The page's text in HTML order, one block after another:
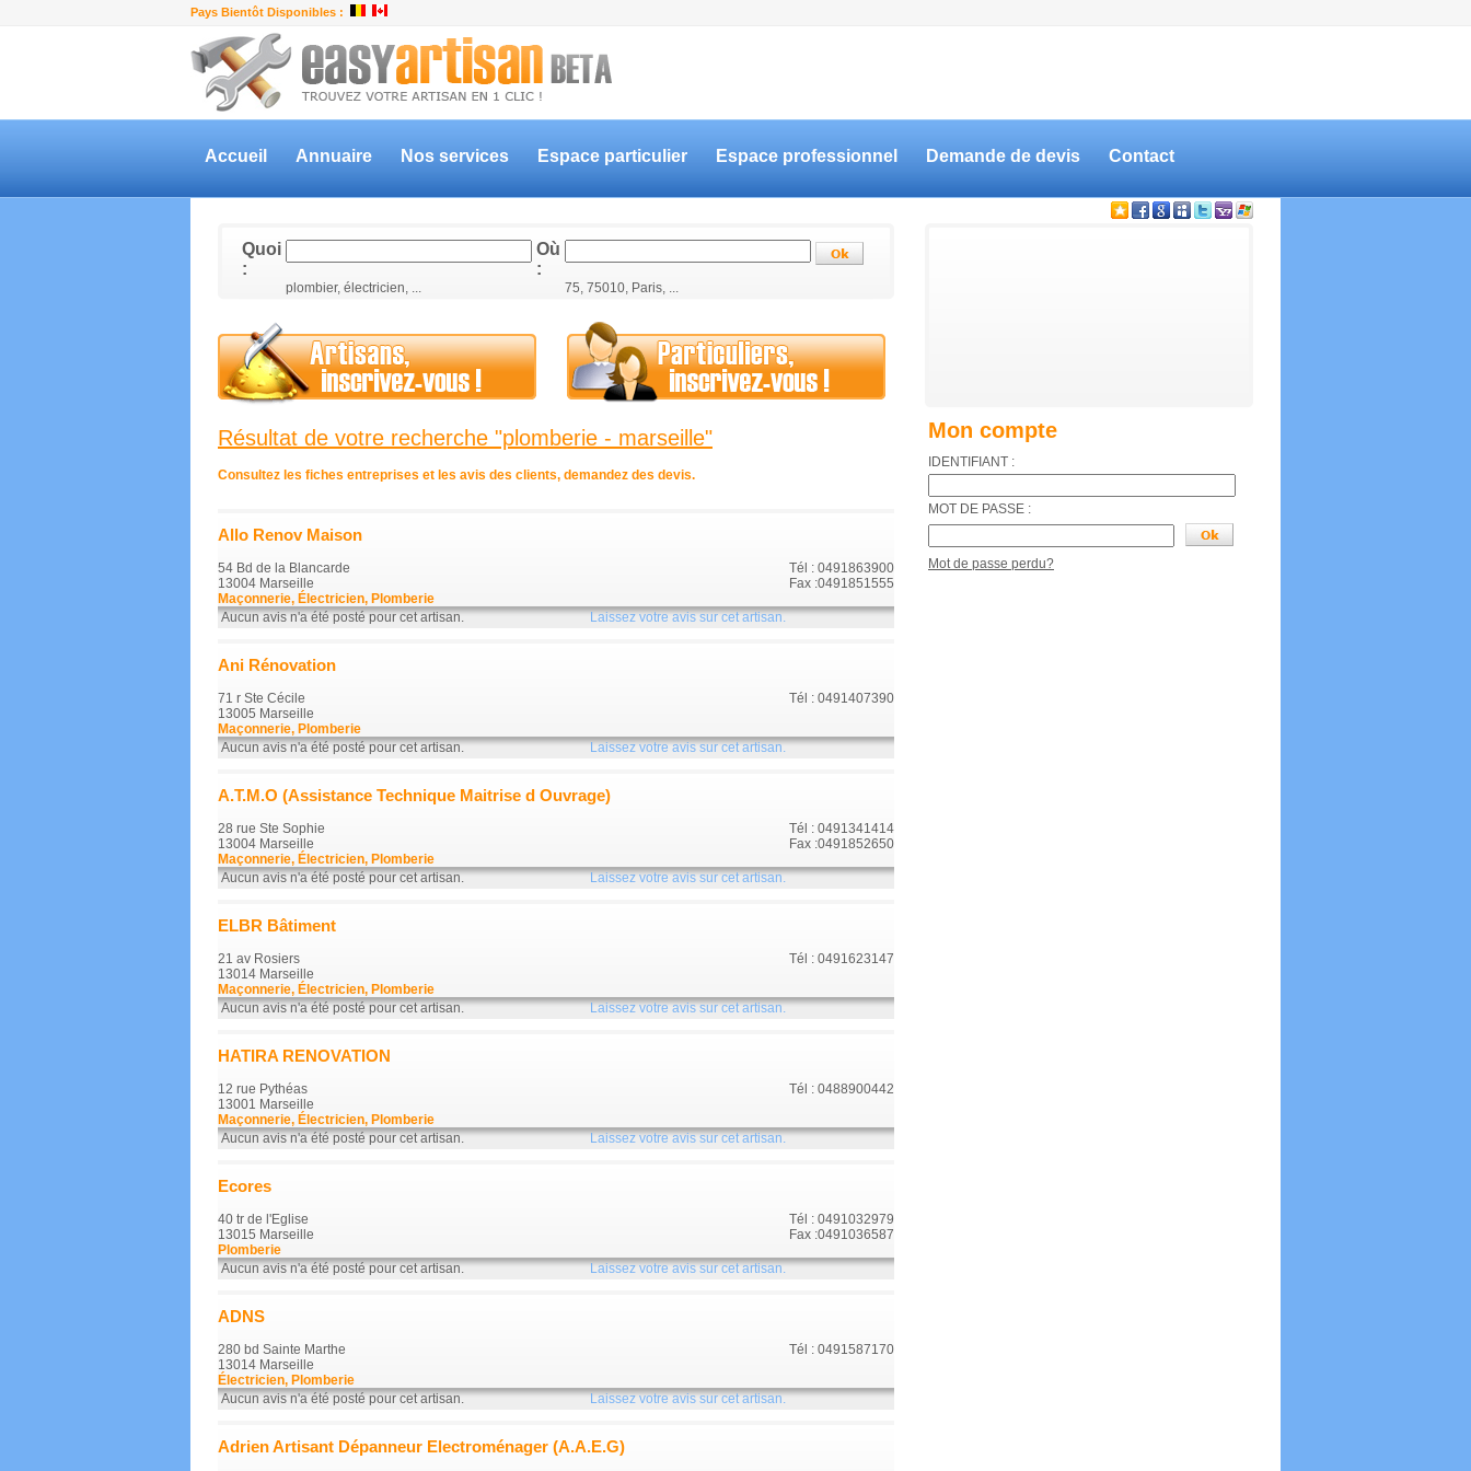
Pays Bientôt Disponibles :
Accueil Annuaire Nos services Espace particulier Espace professionnel Demande de devis Contact
Mon compte
IDENTIFIANT :
MOT DE PASSE :
Mot de passe perdu?
Quoi
:
Où
:
plombier, électricien, ... 75, 75010, Paris, ...
Résultat de votre recherche "plomberie - marseille"
Consultez les fiches entreprises et les avis des clients, demandez des devis.
Allo Renov Maison
Tél : 0491863900
54 Bd de la Blancarde
Fax :0491851555
13004 Marseille
Maçonnerie, Électricien, Plomberie
Aucun avis n'a été posté pour cet artisan.
Laissez votre avis sur cet artisan.
Ani Rénovation
Tél : 0491407390
71 r Ste Cécile
13005 Marseille
Maçonnerie, Plomberie
Aucun avis n'a été posté pour cet artisan.
Laissez votre avis sur cet artisan.
A.T.M.O (Assistance Technique Maitrise d Ouvrage)
Tél : 0491341414
28 rue Ste Sophie
Fax :0491852650
13004 Marseille
Maçonnerie, Électricien, Plomberie
Aucun avis n'a été posté pour cet artisan.
Laissez votre avis sur cet artisan.
ELBR Bâtiment
Tél : 0491623147
21 av Rosiers
13014 Marseille
Maçonnerie, Électricien, Plomberie
Aucun avis n'a été posté pour cet artisan.
Laissez votre avis sur cet artisan.
HATIRA RENOVATION
Tél : 0488900442
12 rue Pythéas
13001 Marseille
Maçonnerie, Électricien, Plomberie
Aucun avis n'a été posté pour cet artisan.
Laissez votre avis sur cet artisan.
Ecores
Tél : 0491032979
40 tr de l'Eglise
Fax :0491036587
13015 Marseille
Plomberie
Aucun avis n'a été posté pour cet artisan.
Laissez votre avis sur cet artisan.
ADNS
Tél : 0491587170
280 bd Sainte Marthe
13014 Marseille
Électricien, Plomberie
Aucun avis n'a été posté pour cet artisan.
Laissez votre avis sur cet artisan.
Adrien Artisant Dépanneur Electroménager (A.A.E.G)